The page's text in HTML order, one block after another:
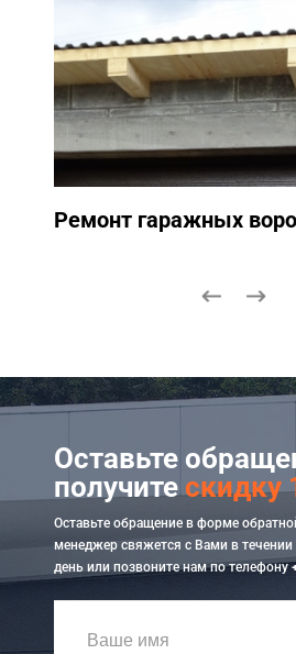
Ремонт гаражных
Оставьте
получитескидку
Оставьте обращение в форме
менеджер свяжется с Вами в
день или позвоните нам по телефону